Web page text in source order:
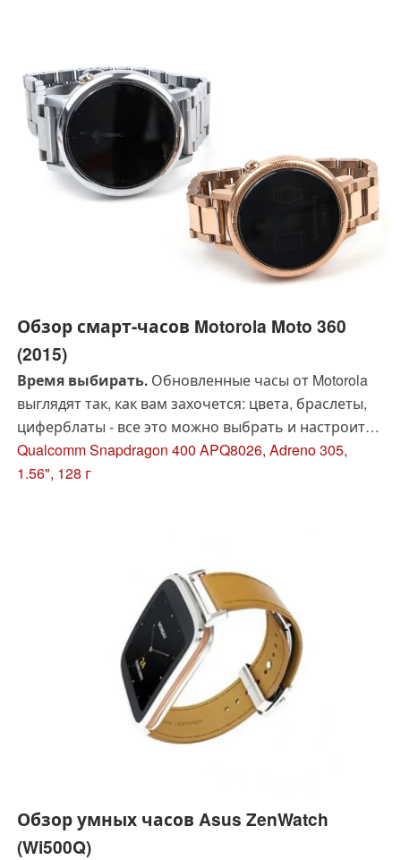
Обзор смарт-часов Motorola Moto 360
(2015)
Время выбирать.Обновленные часы от Motorola
выглядят так, как вам захочется: цвета, браслеты,
циферблаты - все это можно выбрать и настроить.
Но дизайн и эргономика - не единственные важные
факторы, ведь речь идет об
Qualcomm Snapdragon 400 APQ8026, Adreno 305,
1.56", 128 г
Обзор умных часов Asus ZenWatch
(Wi500Q)